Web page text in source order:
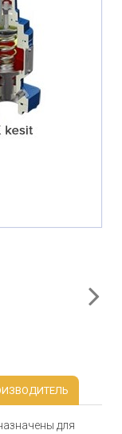
для